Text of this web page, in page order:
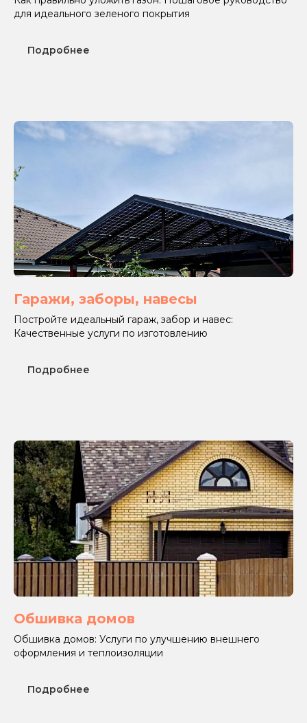
для идеального зеленого покрытия
Подробнее
Гаражи, заборы, навесы
Постройте идеальный гараж, забор и навес:
Качественные услуги по изготовлению
Подробнее
Обшивка домов
Обшивка домов: Услуги по улучшению внешнего
оформления и теплоизоляции
Подробнее